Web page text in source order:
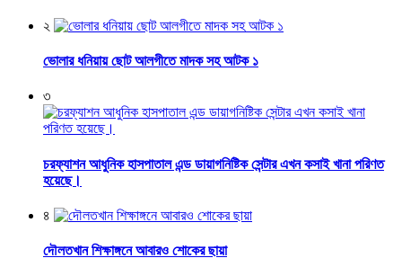
২
ভোলার ধনিয়ায় ছোট আলগীতে মাদক সহ আটক ১
৩
চরফ্যাশন আধুনিক হাসপাতাল এন্ড ডায়াগনিষ্টিক সেন্টার এখন কসাই খানা পরিণত
হয়েছে।
৪
দৌলতখান শিক্ষাঙ্গনে আবারও শোকের ছায়া